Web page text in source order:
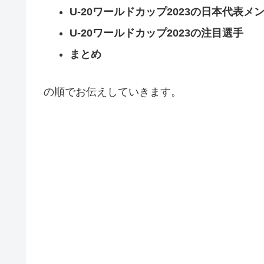
U-20ワールドカップ2023の日本代表メ
U-20ワールドカップ2023の注目選手
まとめ
の順でお伝えしていきます。